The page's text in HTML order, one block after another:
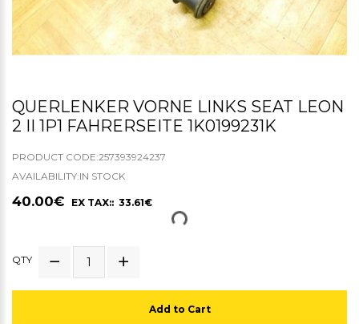
QUERLENKER VORNE LINKS SEAT LEON
2 II 1P1 FAHRERSEITE 1K0199231K
PRODUCT CODE:257393924237
AVAILABILITY:IN STOCK
40.00€ EX TAX:: 33.61€
QTY
Add to Cart